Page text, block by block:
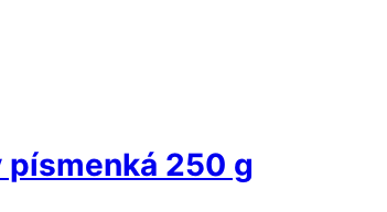
písmenká 250 g